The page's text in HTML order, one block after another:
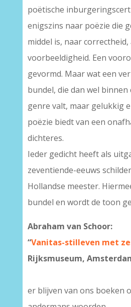
poëtische
enigszins naar poëzie die
middel is, naar
voorbeeldigheid. Een
gevormd. Maar wat een
bundel, die dan wel
genre valt, maar gelukkig
poëzie biedt van een
dichteres.
Ieder gedicht heeft als
zeventiende-eeuws
Hollandse meester.
bundel en wordt de toon
Abraham van Schoor:
“Vanitas-stilleven met
Rijksmuseum,
er blijven van ons boeken